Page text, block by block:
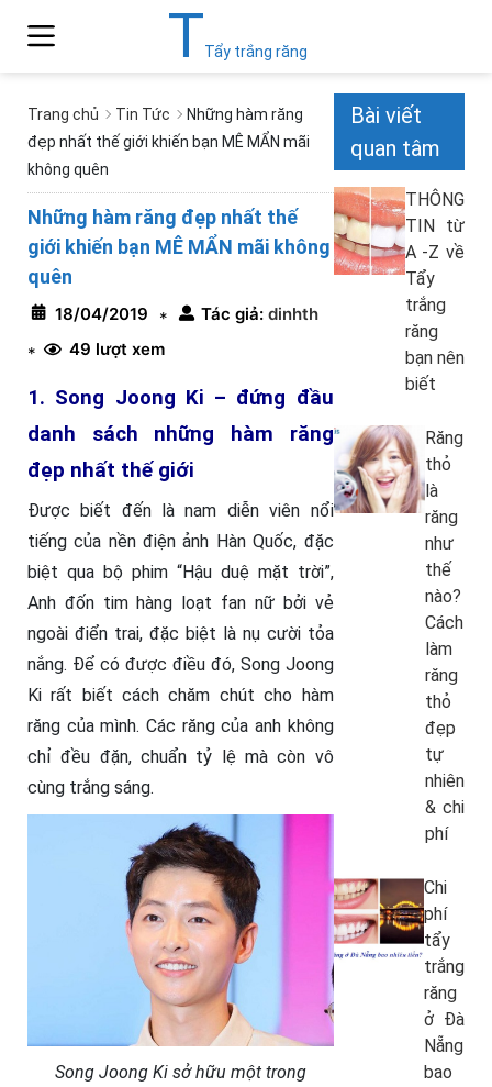
TTẩy trắng răng
Trang chủ Tin Tức
Những hàm răng
đẹp nhất thế giới khiến bạn MÊ MẨN mãi
không quên
Những hàm răng đẹp nhất thế
giới khiến bạn MÊ MẨN mãi không
quên
18/04/2019 * Tác giả: dinhth
*
49 lượt xem
1. Song Joong Ki – đứng đầu
danh sách những hàm răng
đẹp nhất thế giới
Được biết đến là nam diễn viên nổi
tiếng của nền điện ảnh Hàn Quốc, đặc
biệt qua bộ phim “Hậu duệ mặt trời”,
Anh đốn tim hàng loạt fan nữ bởi vẻ
ngoài điển trai, đặc biệt là nụ cười tỏa
nắng. Để có được điều đó, Song Joong
Ki rất biết cách chăm chút cho hàm
răng của mình. Các răng của anh không
chỉ đều đặn, chuẩn tỷ lệ mà còn vô
cùng trắng sáng.
Song Joong Ki sở hữu một trong
Bài viết
quan tâm
THÔNG
TIN từ
A -Z về
Tẩy
trắng
răng
bạn nên
biết
Răng
thỏ
là
răng
như
thế
nào?
Cách
làm
răng
thỏ
đẹp
tự
nhiên
& chi
phí
Chi
phí
tẩy
trắng
răng
ở Đà
Nẵng
bao